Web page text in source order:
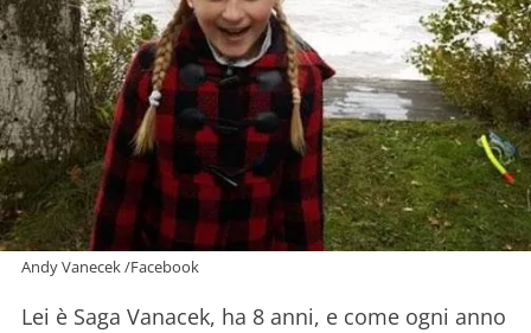
Andy Vanecek /Facebook
Lei è Saga Vanacek, ha 8 anni, e come ogni anno